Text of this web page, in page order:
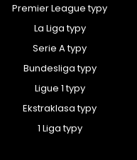
Premier League typy
La Liga typy
Serie A typy
Bundesliga typy
Ligue 1 typy
Ekstraklasa typy
1 Liga typy